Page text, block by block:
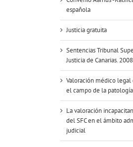
española
Justicia gratuita
Sentencias Tribunal
Justicia de Canarias. 2008
Valoración médico legal
el campo de la
La valoración
del SFC en el ámbito
judicial